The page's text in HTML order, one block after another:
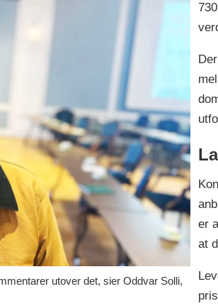
utover det, sier Oddvar Solli,
er
at